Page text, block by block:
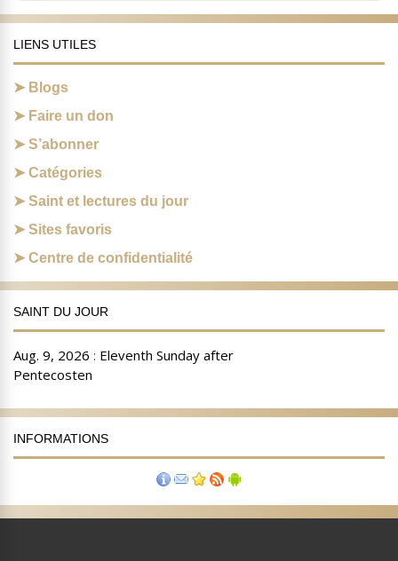
LIENS UTILES
Blogs
Faire un don
S’abonner
Catégories
Saint et lectures du jour
Sites favoris
Centre de confidentialité
SAINT DU JOUR
INFORMATIONS